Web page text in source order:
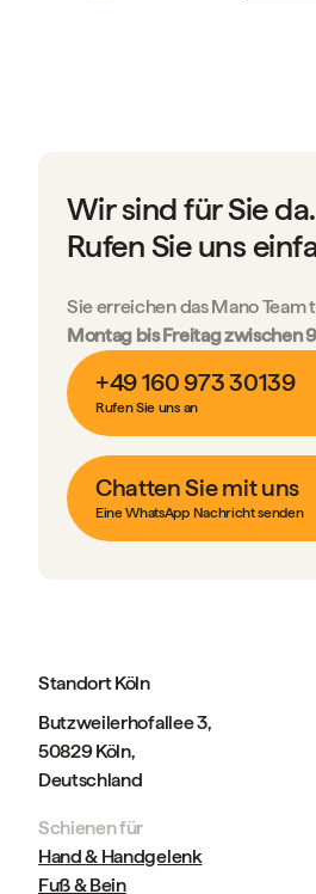
Wir sind für Sie da.
Rufen Sie uns
Sie erreichen das Mano Team
Montag bis Freitag zwischen
+49 160 973 30139
Rufen Sie uns an
Chatten Sie mit uns
Eine WhatsApp Nachricht senden
Standort Köln
Butzweilerhofallee 3,
50829 Köln,
Deutschland
Schienen für
Hand & Handgelenk
Fuß & Bein